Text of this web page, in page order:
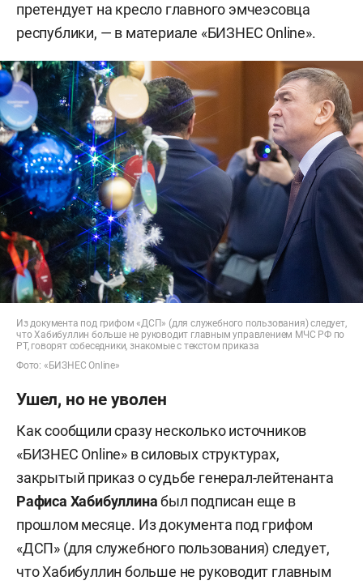
претендует на кресло главного эмчеэсовца
республики, — в материале «БИЗНЕС Online».
Из документа под грифом «ДСП» (для служебного пользования) следует,
что Хабибуллин больше не руководит главным управлением МЧС РФ по
РТ, говорят собеседники, знакомые с текстом приказа
Фото: «БИЗНЕС Online»
Ушел, но не уволен
Как сообщили сразу несколько источников
«БИЗНЕС Online» в силовых структурах,
закрытый приказ о судьбе генерал-лейтенанта
Рафиса Хабибуллинабыл подписан еще в
прошлом месяце. Из документа под грифом
«ДСП» (для служебного пользования) следует,
что Хабибуллин больше не руководит главным